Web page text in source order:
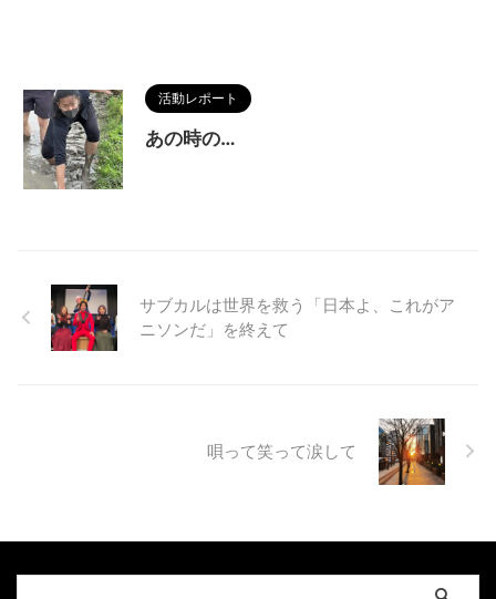
活動レポート
あの時の…
サブカルは世界を救う「日本よ、これがア
ニソンだ」を終えて
唄って笑って涙して